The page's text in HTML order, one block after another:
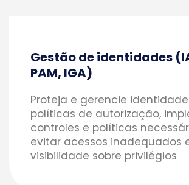
Gestão de identidades
PAM, IGA)
Proteja e gerencie
políticas de autorização,
controles e políticas
evitar acessos inadequados
visibilidade sobre privilégios